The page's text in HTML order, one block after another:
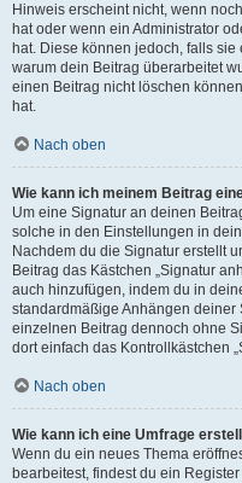
Hinweis erscheint nicht, wenn
hat oder wenn ein Administrator
hat. Diese können jedoch, falls
warum dein Beitrag überarbeitet
einen Beitrag nicht löschen
hat.
Nach oben
Wie kann ich meinem Beitrag
Um eine Signatur an deinen
solche in den Einstellungen in
Nachdem du die Signatur erstellt
Beitrag das Kästchen „Signatur
auch hinzufügen, indem du in
standardmäßige Anhängen deiner
einzelnen Beitrag dennoch ohne
dort einfach das Kontrollkästchen
Nach oben
Wie kann ich eine Umfrage
Wenn du ein neues Thema
bearbeitest, findest du ein